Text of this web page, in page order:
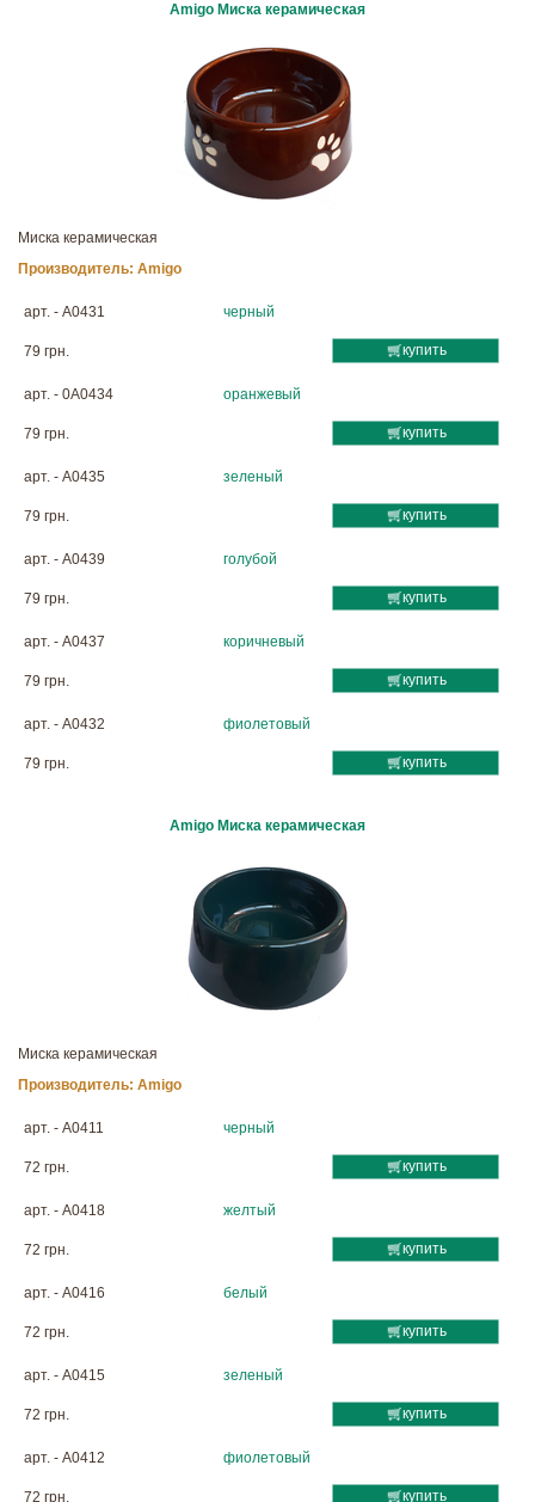
Amigo Миска керамическая
Миска керамическая
Производитель: Amigo
арт. - A0431 черный
79 грн. купить
арт. - 0A0434 оранжевый
79 грн. купить
арт. - A0435 зеленый
79 грн. купить
арт. - A0439 голубой
79 грн. купить
арт. - A0437 коричневый
79 грн. купить
арт. - A0432 фиолетовый
79 грн. купить
Amigo Миска керамическая
Миска керамическая
Производитель: Amigo
арт. - A0411 черный
72 грн. купить
арт. - A0418 желтый
72 грн. купить
арт. - A0416 белый
72 грн. купить
арт. - A0415 зеленый
72 грн. купить
арт. - A0412 фиолетовый
72 грн. купить